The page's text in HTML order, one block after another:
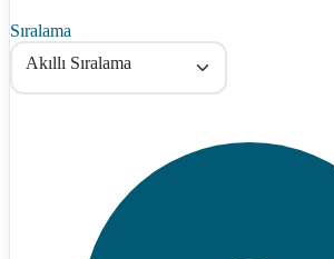
Sıralama
Akıllı Sıralama